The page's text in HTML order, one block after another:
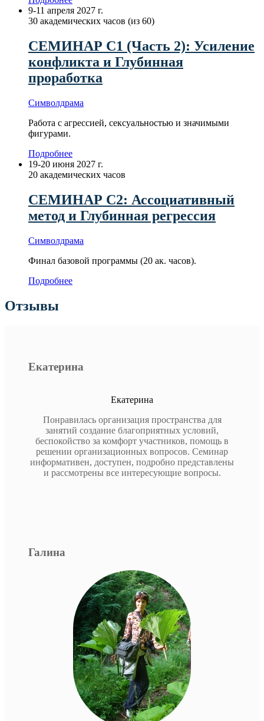
9-11 апреля 2027 г.
30 академических часов (из 60)
СЕМИНАР С1 (Часть 2): Усиление
конфликта и Глубинная
проработка
Символдрама
Работа с агрессией, сексуальностью и значимыми
фигурами.
Подробнее
19-20 июня 2027 г.
20 академических часов
СЕМИНАР С2: Ассоциативный
метод и Глубинная регрессия
Символдрама
Финал базовой программы (20 ак. часов).
Подробнее
Отзывы
Екатерина
Екатерина
Понравилась организация пространства для
занятий создание благоприятных условий,
беспокойство за комфорт участников, помощь в
решении организационных вопросов. Семинар
информативен, доступен, подробно представлены
и рассмотрены все интересующие вопросы.
Галина